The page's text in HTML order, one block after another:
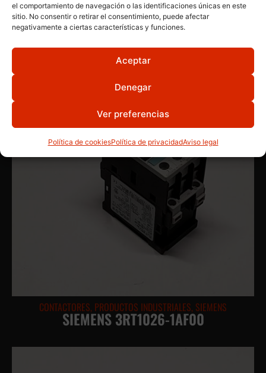
el comportamiento de navegación o las identificaciones únicas en este
sitio. No consentir o retirar el consentimiento, puede afectar
negativamente a ciertas características y funciones.
Aceptar
Denegar
Ver preferencias
Política de cookiesPolítica de privacidadAviso legal
CONTACTORES,PRODUCTOS INDUSTRIALES,SIEMENS
SIEMENS 3RT1036-1AG20
CONTACTORES, PRODUCTOS INDUSTRIALES, SIEMENS
SIEMENS 3RT1026-1AF00